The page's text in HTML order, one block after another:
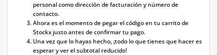
personal como dirección de facturación y número de
contacto.
Ahora es el momento de pegar el código en tu carrito de
Stockx justo antes de confirmar tu pago.
Una vez que lo hayas hecho, ¡todo lo que tienes que hacer es
esperar y ver el subtotal reducido!